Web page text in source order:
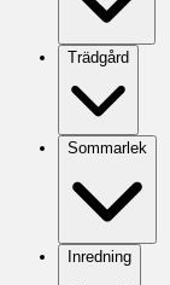
Trädgård
Sommarlek
Inredning